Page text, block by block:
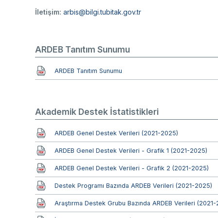
İletişim: arbis@bilgi.tubitak.gov.tr
ARDEB Tanıtım Sunumu
Belge
ARDEB Tanıtım Sunumu
Akademik Destek İstatistikleri
Belge
ARDEB Genel Destek Verileri (2021-2025)
Belge
ARDEB Genel Destek Verileri - Grafik 1 (2021-2025)
Belge
ARDEB Genel Destek Verileri - Grafik 2 (2021-2025)
Belge
Destek Programı Bazında ARDEB Verileri (2021-2025)
Belge
Araştırma Destek Grubu Bazında ARDEB Verileri
Belge